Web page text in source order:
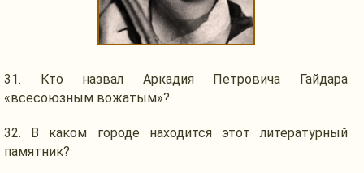
31. Кто назвал Аркадия Петровича Гайдара
«всесоюзным вожатым»?
32. В каком городе находится этот литературный
памятник?